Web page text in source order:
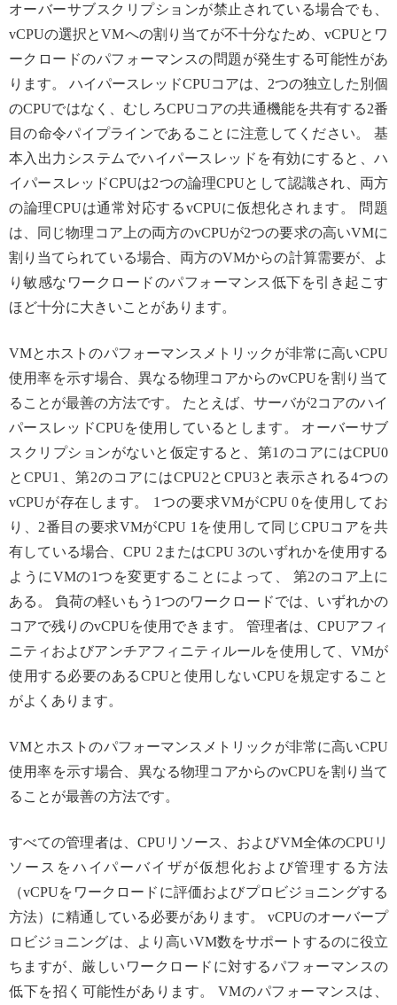
オーバーサブスクリプションが禁止されている場合でも、
vCPUの選択とVMへの割り当てが不十分なため、vCPUとワ
ークロードのパフォーマンスの問題が発生する可能性があ
ります。 ハイパースレッドCPUコアは、2つの独立した別個
のCPUではなく、むしろCPUコアの共通機能を共有する2番
目の命令パイプラインであることに注意してください。 基
本入出力システムでハイパースレッドを有効にすると、ハ
イパースレッドCPUは2つの論理CPUとして認識され、両方
の論理CPUは通常対応するvCPUに仮想化されます。 問題
は、同じ物理コア上の両方のvCPUが2つの要求の高いVMに
割り当てられている場合、両方のVMからの計算需要が、よ
り敏感なワークロードのパフォーマンス低下を引き起こす
ほど十分に大きいことがあります。
VMとホストのパフォーマンスメトリックが非常に高いCPU
使用率を示す場合、異なる物理コアからのvCPUを割り当て
ることが最善の方法です。 たとえば、サーバが2コアのハイ
パースレッドCPUを使用しているとします。 オーバーサブ
スクリプションがないと仮定すると、第1のコアにはCPU0
とCPU1、第2のコアにはCPU2とCPU3と表示される4つの
vCPUが存在します。 1つの要求VMがCPU 0を使用してお
り、2番目の要求VMがCPU 1を使用して同じCPUコアを共
有している場合、CPU 2またはCPU 3のいずれかを使用する
ようにVMの1つを変更することによって、 第2のコア上に
ある。 負荷の軽いもう1つのワークロードでは、いずれかの
コアで残りのvCPUを使用できます。 管理者は、CPUアフィ
ニティおよびアンチアフィニティルールを使用して、VMが
使用する必要のあるCPUと使用しないCPUを規定すること
がよくあります。
VMとホストのパフォーマンスメトリックが非常に高いCPU
使用率を示す場合、異なる物理コアからのvCPUを割り当て
ることが最善の方法です。
すべての管理者は、CPUリソース、およびVM全体のCPUリ
ソースをハイパーバイザが仮想化および管理する方法
（vCPUをワークロードに評価およびプロビジョニングする
方法）に精通している必要があります。 vCPUのオーバープ
ロビジョニングは、より高いVM数をサポートするのに役立
ちますが、厳しいワークロードに対するパフォーマンスの
低下を招く可能性があります。 VMのパフォーマンスは、